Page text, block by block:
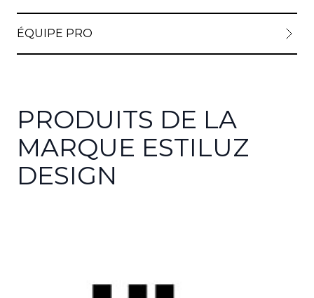
ÉQUIPE PRO
PRODUITS DE LA
MARQUE ESTILUZ
DESIGN